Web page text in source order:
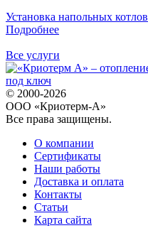
Установка напольных котлов
Подробнее
Все услуги
© 2000-2026
ООО «Криотерм-А»
Все права защищены.
О компании
Сертификаты
Наши работы
Доставка и оплата
Контакты
Статьи
Карта сайта